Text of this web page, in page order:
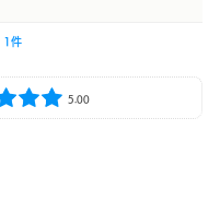
1件
5.00